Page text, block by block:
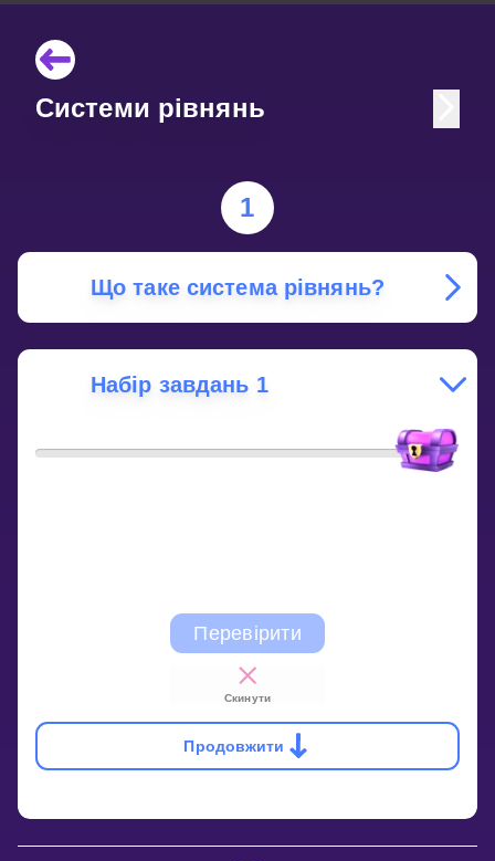
Системи рівнянь
1
Що таке система рівнянь?
Набір завдань 1
Перевірити
Скинути
Продовжити